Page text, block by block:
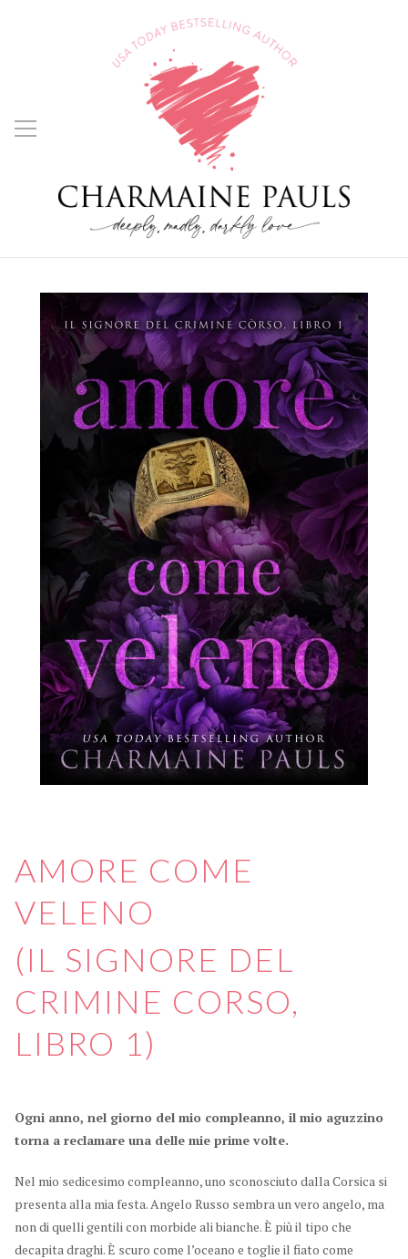
AMORE COME
VELENO
(IL SIGNORE DEL
CRIMINE CORSO,
LIBRO 1)
Ogni anno, nel giorno del mio compleanno, il mio aguzzino
torna a reclamare una delle mie prime volte.
Nel mio sedicesimo compleanno, uno sconosciuto dalla Corsica si
presenta alla mia festa. Angelo Russo sembra un vero angelo, ma
non di quelli gentili con morbide ali bianche. È più il tipo che
decapita draghi. È scuro come l’oceano e toglie il fiato come